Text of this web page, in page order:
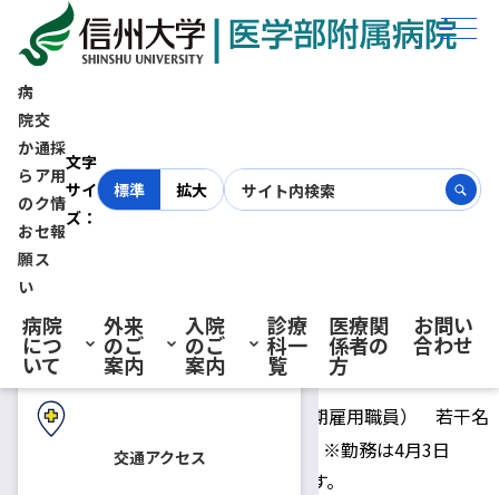
病
院
か
ら
の
お
願
い
交
通
ア
ク
セ
ス
採
用
情
報
文字
サイ
ズ：
標準 拡大
病院
につ
いて
外来
のご
案内
入院
のご
案内
診療
科一
覧
医療関
係者の
方
お問い
合わせ
ホーム
採用情報
放射線部 診療放射線技師（有期雇用職員）募集【締切 令和4年8月1
日（月）必着】
放射線部 診療放射線技師（有
期雇用職員）募集【締切 令和
4年8月1日（月）必着】
2022.06.24 診療放射線技師
募集人員
診療放射線技師（有期雇用職員） 若干名
採用予定日
令和5年4月1日（土）※勤務は4月3日
（月）からとなります。
入院・ご面会の方へ
交通アクセス